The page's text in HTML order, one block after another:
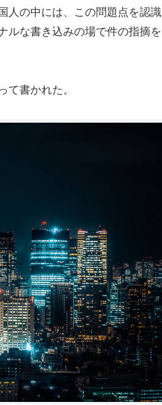
人の中には、この問題点を認識
ルな書き込みの場で件の指摘を
書かれた。